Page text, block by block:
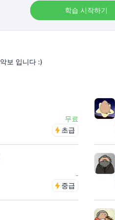
학습 시작하기
보 입니다 :)
무료
초급
-
중급